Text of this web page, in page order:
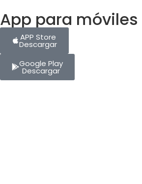
App para móviles
APP Store
Descargar
Google Play
Descargar